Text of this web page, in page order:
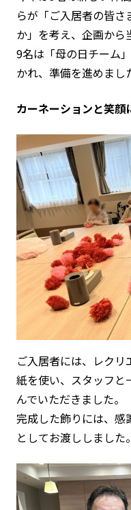
らが「ご入居者の皆
か」を考え、企画から
9名は「母の日チーム
かれ、準備を進めまし
カーネーションと笑顔
ご入居者には、レク
紙を使い、スタッフと
んでいただきました。
完成した飾りには、感
としてお渡ししました。